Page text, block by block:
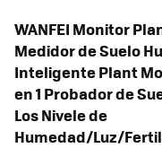
WANFEI Monitor
Medidor de Suelo
Inteligente Plant
en 1 Probador de
Los Nivele de
Humedad/Luz/